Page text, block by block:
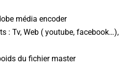
média encoder
: Tv, Web ( youtube, facebook…),
du fichier master